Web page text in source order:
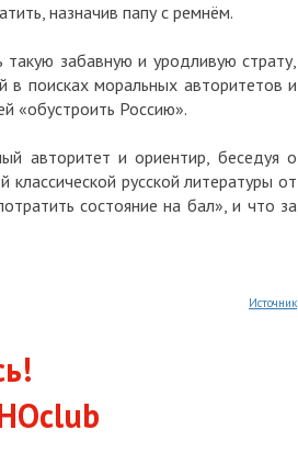
назначив папу с ремнём.
забавную и уродливую страту,
в поисках моральных авторитетов и
«обустроить Россию».
авторитет и ориентир, беседуя о
классической русской литературы от
состояние на бал», и что за
Источник